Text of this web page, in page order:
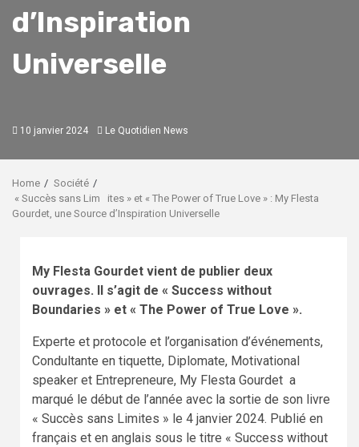
d’Inspiration
Universelle
10 janvier 2024 Le Quotidien News
Home
Société
« Succès sans Lim ites » et « The Power of True Love » : My Flesta
Gourdet, une Source d’Inspiration Universelle
My Flesta Gourdet vient de publier deux
ouvrages. Il s’agit de « Success without
Boundaries » et « The Power of True Love ».
Experte et protocole et l’organisation d’événements,
Condultante en tiquette, Diplomate, Motivational
speaker et Entrepreneure, My Flesta Gourdet a
marqué le début de l’année avec la sortie de son livre
« Succès sans Limites » le 4 janvier 2024. Publié en
français et en anglais sous le titre « Success without